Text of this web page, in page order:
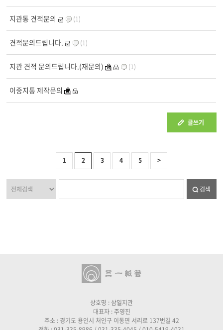
지관통 견적문의 (1)
견적문의드립니다. (1)
지관 견적 문의드립니다.(재문의) (1)
이중지통 제작문의
글쓰기
1 2 3 4 5 >
검색
상호명 : 삼일지관
대표자 : 주영진
주소 : 경기도 용인시 처인구 이동면 서리로 137번길 42